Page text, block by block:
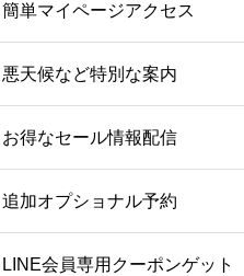
簡単マイページアクセス
悪天候など特別な案内
お得なセール情報配信
追加オプショナル予約
LINE会員専用クーポンゲット